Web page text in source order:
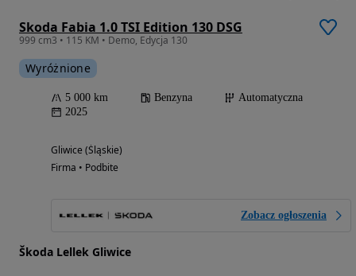
Skoda Fabia 1.0 TSI Edition 130 DSG
999 cm3 • 115 KM • Demo, Edycja 130
Wyróżnione
5 000 km Benzyna
Automatyczna
2025
Gliwice (Śląskie)
Firma • Podbite
Zobacz ogłoszenia
Škoda Lellek Gliwice